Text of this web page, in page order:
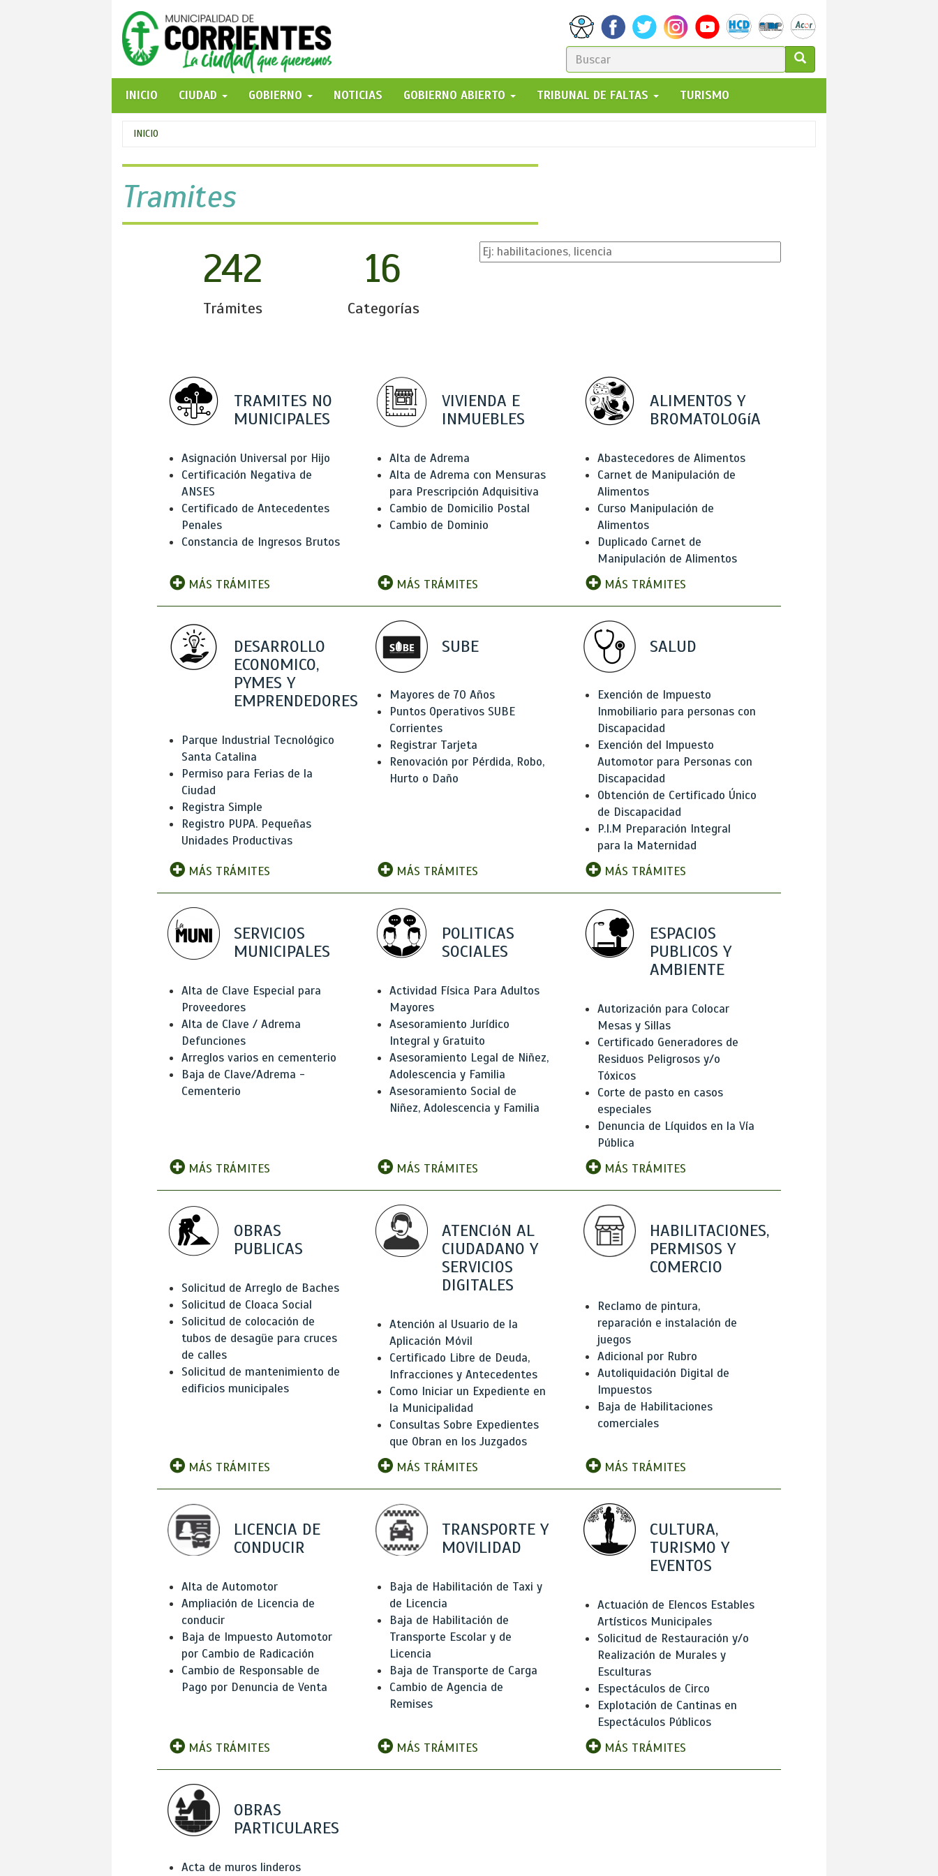
FORMULARIO
DE
BÚSQUEDA
GO!
INICIO
CIUDAD GOBIERNO NOTICIAS GOBIERNO ABIERTO TRIBUNAL DE FALTAS TURISMO
Se
encuentra
usted
aquí
INICIO
Tramites
242
Trámites
16
Categorías
TRAMITES NO
MUNICIPALES
Asignación Universal por Hijo
Certificación Negativa de
ANSES
Certificado de Antecedentes
Penales
Constancia de Ingresos Brutos
MÁS TRÁMITES
VIVIENDA E
INMUEBLES
Alta de Adrema
Alta de Adrema con Mensuras
para Prescripción Adquisitiva
Cambio de Domicilio Postal
Cambio de Dominio
MÁS TRÁMITES
ALIMENTOS Y
BROMATOLOGíA
Abastecedores de Alimentos
Carnet de Manipulación de
Alimentos
Curso Manipulación de
Alimentos
Duplicado Carnet de
Manipulación de Alimentos
MÁS TRÁMITES
DESARROLLO
ECONOMICO,
PYMES Y
EMPRENDEDORES
Parque Industrial Tecnológico
Santa Catalina
Permiso para Ferias de la
Ciudad
Registra Simple
Registro PUPA. Pequeñas
Unidades Productivas
MÁS TRÁMITES
SUBE
Mayores de 70 Años
Puntos Operativos SUBE
Corrientes
Registrar Tarjeta
Renovación por Pérdida, Robo,
Hurto o Daño
MÁS TRÁMITES
SALUD
Exención de Impuesto
Inmobiliario para personas con
Discapacidad
Exención del Impuesto
Automotor para Personas con
Discapacidad
Obtención de Certificado Único
de Discapacidad
P.I.M Preparación Integral
para la Maternidad
MÁS TRÁMITES
SERVICIOS
MUNICIPALES
Alta de Clave Especial para
Proveedores
Alta de Clave / Adrema
Defunciones
Arreglos varios en cementerio
Baja de Clave/Adrema -
Cementerio
MÁS TRÁMITES
POLITICAS
SOCIALES
Actividad Física Para Adultos
Mayores
Asesoramiento Jurídico
Integral y Gratuito
Asesoramiento Legal de Niñez,
Adolescencia y Familia
Asesoramiento Social de
Niñez, Adolescencia y Familia
MÁS TRÁMITES
ESPACIOS
PUBLICOS Y
AMBIENTE
Autorización para Colocar
Mesas y Sillas
Certificado Generadores de
Residuos Peligrosos y/o
Tóxicos
Corte de pasto en casos
especiales
Denuncia de Líquidos en la Vía
Pública
MÁS TRÁMITES
OBRAS
PUBLICAS
Solicitud de Arreglo de Baches
Solicitud de Cloaca Social
Solicitud de colocación de
tubos de desagüe para cruces
de calles
Solicitud de mantenimiento de
edificios municipales
MÁS TRÁMITES
ATENCIóN AL
CIUDADANO Y
SERVICIOS
DIGITALES
Atención al Usuario de la
Aplicación Móvil
Certificado Libre de Deuda,
Infracciones y Antecedentes
Como Iniciar un Expediente en
la Municipalidad
Consultas Sobre Expedientes
que Obran en los Juzgados
MÁS TRÁMITES
HABILITACIONES,
PERMISOS Y
COMERCIO
Reclamo de pintura,
reparación e instalación de
juegos
Adicional por Rubro
Autoliquidación Digital de
Impuestos
Baja de Habilitaciones
comerciales
MÁS TRÁMITES
LICENCIA DE
CONDUCIR
Alta de Automotor
Ampliación de Licencia de
conducir
Baja de Impuesto Automotor
por Cambio de Radicación
Cambio de Responsable de
Pago por Denuncia de Venta
MÁS TRÁMITES
TRANSPORTE Y
MOVILIDAD
Baja de Habilitación de Taxi y
de Licencia
Baja de Habilitación de
Transporte Escolar y de
Licencia
Baja de Transporte de Carga
Cambio de Agencia de
Remises
MÁS TRÁMITES
CULTURA,
TURISMO Y
EVENTOS
Actuación de Elencos Estables
Artísticos Municipales
Solicitud de Restauración y/o
Realización de Murales y
Esculturas
Espectáculos de Circo
Explotación de Cantinas en
Espectáculos Públicos
MÁS TRÁMITES
OBRAS
PARTICULARES
Acta de muros linderos